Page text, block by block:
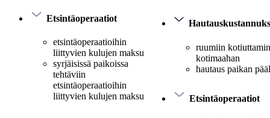
Etsintäoperaatiot
etsintäoperaatioihin
liittyvien kulujen maksu
syrjäisissä paikoissa
tehtäviin
etsintäoperaatioihin
liittyvien kulujen maksu
ruumiin
kotimaahan
hautaus paikan
Etsintäoperaatiot